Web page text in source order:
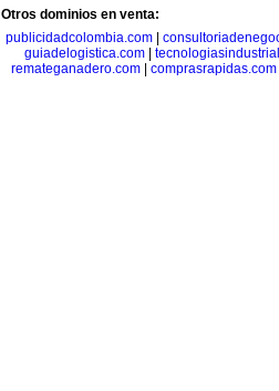
Otros dominios en venta:
publicidadcolombia.com|
guiadelogistica.com|
remateganadero.com
comprasrapidas.com